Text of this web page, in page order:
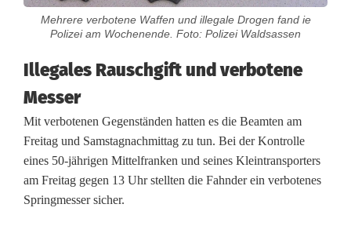
n
p
o
l
i
z
Mehrere verbotene Waffen und illegale Drogen fand ie
Polizei am Wochenende. Foto: Polizei Waldsassen
Illegales Rauschgift und verbotene
Messer
Mit verbotenen Gegenständen hatten es die Beamten am
Freitag und Samstagnachmittag zu tun. Bei der Kontrolle
eines 50-jährigen Mittelfranken und seines Kleintransporters
am Freitag gegen 13 Uhr stellten die Fahnder ein verbotenes
Springmesser sicher.